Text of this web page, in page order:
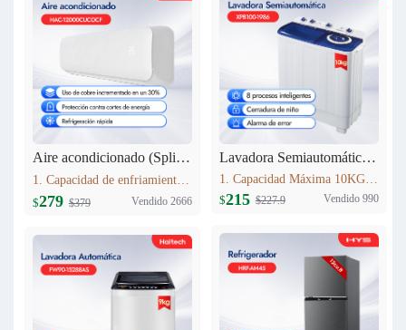
Aire acondicionado (Split) 12000 BTU Haitech HAC-12000CUCOCF
1. Capacidad de enfriamiento：12000BTU 2. 30% más de cobre que modelos estándar,Mayor conductividad térmica y durabilidad, rendimiento estable. 3. Nivel Ruido Bajo: 40 dB(A) 4. Alto de Volumen de Aire: 580 m3/h
$279 $379 Vendido 2666
Lavadora Semiautomática 10KG XPB100-1986
1. Capacidad Máxima 10KG 2. Panel de control: pantalla de seda 3. Lavado y centrifugadopor separado 4. Peso neto: 24.5kg 5. Dimensiones del producto:807mm*476mm*997 mm
$215 $227.9 Vendido 990